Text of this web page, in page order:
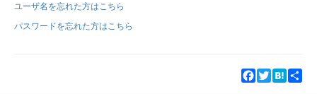
新規登録
ユーザ名を忘れた方はこちら
パスワードを忘れた方はこちら
Facebook
TwitterHatena